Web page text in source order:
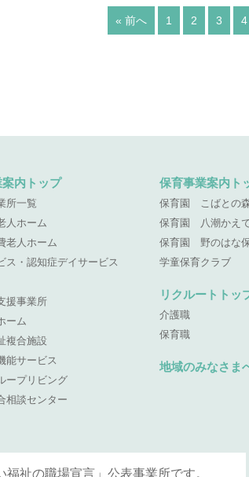
« 前へ 1 2 3 4
内トップ
所一覧
人ホーム
老人ホーム
ス・認知症デイサービス
援事業所
ーム
複合施設
能サービス
ープリビング
相談センター
保育事業案内ト
保育園 こばとの
保育園 八潮かえ
保育園 野のはな
学童保育クラブ
リクルートトッ
介護職
保育職
地域のみなさま
福祉の職場宣言」公表事業所です。